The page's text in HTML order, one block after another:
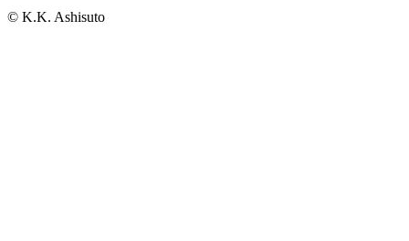
© K.K. Ashisuto